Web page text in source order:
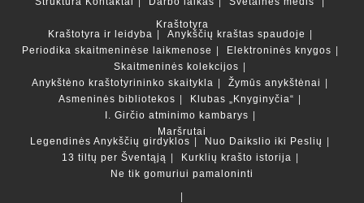
Kraštotyra
Kraštotyra ir leidyba
Anykščių kraštas spaudoje
Periodika skaitmeninėse laikmenose
Elektroninės knygos
Skaitmeninės kolekcijos
Anykštėno kraštotyrininko skaitykla
Žymūs anykštėnai
Asmeninės bibliotekos
Klubas „Knyginyčia“
I. Girčio atminimo kambarys
Maršrutai
Legendinės Anykščių girdyklos
Nuo Daikslio iki Peslių
13 tiltų per Šventąją
Kurklių krašto istorija
Ne tik gomuriui pamaloninti